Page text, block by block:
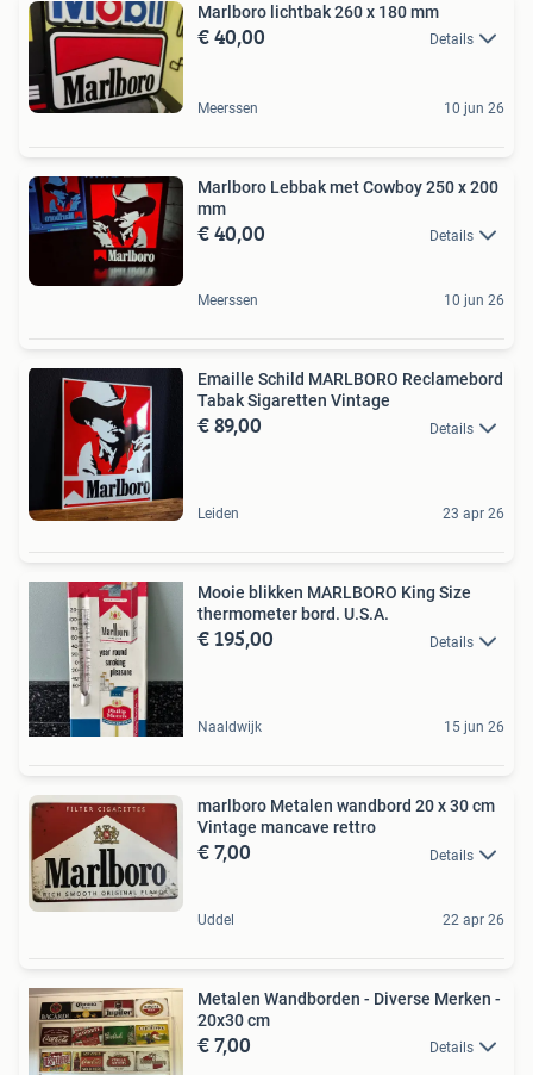
Marlboro lichtbak 260 x 180 mm
€ 40,00 Details
Meerssen 10 jun 26
Marlboro Lebbak met Cowboy 250 x 200
mm
€ 40,00 Details
Meerssen 10 jun 26
Emaille Schild MARLBORO Reclamebord
Tabak Sigaretten Vintage
€ 89,00 Details
Leiden 23 apr 26
Mooie blikken MARLBORO King Size
thermometer bord. U.S.A.
€ 195,00 Details
Naaldwijk 15 jun 26
marlboro Metalen wandbord 20 x 30 cm
Vintage mancave rettro
€ 7,00 Details
Uddel 22 apr 26
Metalen Wandborden - Diverse Merken -
20x30 cm
€ 7,00 Details